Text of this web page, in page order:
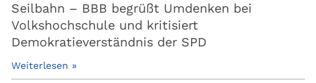
Seilbahn – BBB begrüßt Umdenken bei
Volkshochschule und kritisiert
Demokratieverständnis der SPD
Weiterlesen »